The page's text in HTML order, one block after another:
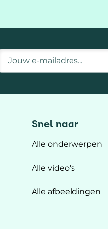
mailadres
Snel naar
Alle onderwerpen
Alle video's
Alle afbeeldingen